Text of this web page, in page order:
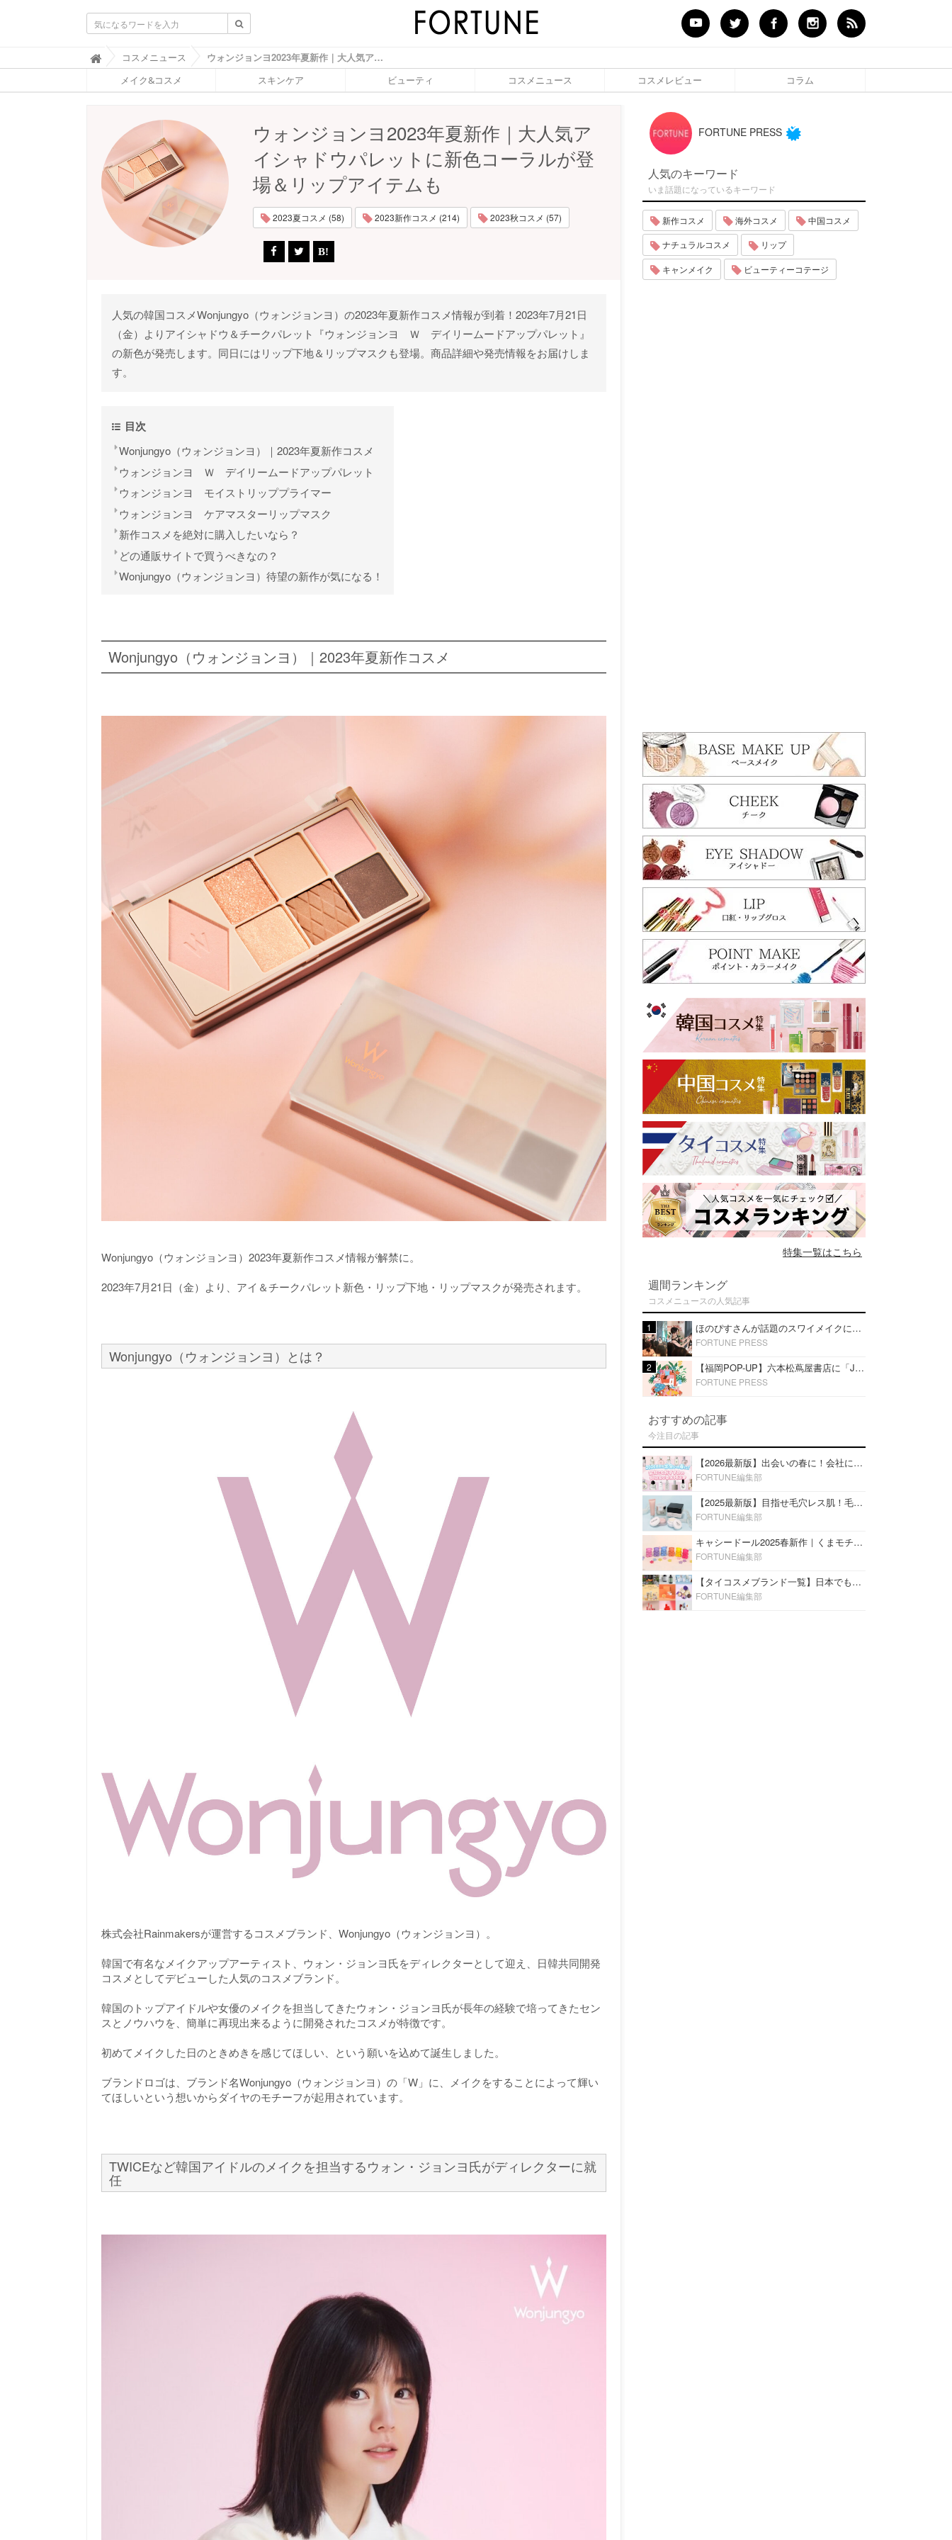
ふ
ぉ
ち
O
R
T
U
N
コスメニュース ウォンジョンヨ2023年夏新作｜大人気アイシャドウパレットに新色コーラルが登場＆リップアイテムも - ふぉーちゅん(FORTUNE)
メイク&コスメ スキンケア ビューティ コスメニュース コスメレビュー コラム
ウォンジョンヨ2023年夏新作｜大人気ア
イシャドウパレットに新色コーラルが登
場＆リップアイテムも
2023夏コスメ (58) 2023新作コスメ (214) 2023秋コスメ (57)
人気の韓国コスメWonjungyo（ウォンジョンヨ）の2023年夏新作コスメ情報が到着！2023年7月21日
（金）よりアイシャドウ＆チークパレット『ウォンジョンヨ Ｗ デイリームードアップパレット』
の新色が発売します。同日にはリップ下地＆リップマスクも登場。商品詳細や発売情報をお届けしま
す。
目次
Wonjungyo（ウォンジョンヨ）｜2023年夏新作コスメ
ウォンジョンヨ Ｗ デイリームードアップパレット
ウォンジョンヨ モイストリッププライマー
ウォンジョンヨ ケアマスターリップマスク
新作コスメを絶対に購入したいなら？
どの通販サイトで買うべきなの？
Wonjungyo（ウォンジョンヨ）待望の新作が気になる！
Wonjungyo（ウォンジョンヨ）｜2023年夏新作コスメ
Wonjungyo（ウォンジョンヨ）2023年夏新作コスメ情報が解禁に。
2023年7月21日（金）より、アイ＆チークパレット新色・リップ下地・リップマスクが発売されます。
Wonjungyo（ウォンジョンヨ）とは？
株式会社Rainmakersが運営するコスメブランド、Wonjungyo（ウォンジョンヨ）。
韓国で有名なメイクアップアーティスト、ウォン・ジョンヨ氏をディレクターとして迎え、日韓共同開発
コスメとしてデビューした人気のコスメブランド。
韓国のトップアイドルや女優のメイクを担当してきたウォン・ジョンヨ氏が長年の経験で培ってきたセン
スとノウハウを、簡単に再現出来るように開発されたコスメが特徴です。
初めてメイクした日のときめきを感じてほしい、という願いを込めて誕生しました。
ブランドロゴは、ブランド名Wonjungyo（ウォンジョンヨ）の「W」に、メイクをすることによって輝い
てほしいという想いからダイヤのモチーフが起用されています。
TWICEなど韓国アイドルのメイクを担当するウォン・ジョンヨ氏がディレクターに就
任
FORTUNE PRESS
人気のキーワード
いま話題になっているキーワード
新作コスメ 海外コスメ 中国コスメ
ナチュラルコスメ リップ
キャンメイク ビューティーコテージ
特集一覧はこちら
週間ランキング
コスメニュースの人気記事
1 ほのぴすさんが話題のスワイメイクに挑戦！タイコスメを使ったメイクショーを福岡・六本松 蔦屋書店で開催
FORTUNE PRESS
2 【福岡POP-UP】六本松蔦屋書店に「JFラボコスメ」出店！ほのぴす出演スワイメイクショーを開催！
FORTUNE PRESS
おすすめの記事
今注目の記事
【2026最新版】出会いの春に！会社にもおすすめの好印象な香水14選♡ビジネスの場での香水マナーも
FORTUNE編集部
【2025最新版】目指せ毛穴レス肌！毛穴を埋めて隠す「おすすめ部分用下地＆プライマー」ランキング♡
FORTUNE編集部
キャシードール2025春新作｜くまモチーフのミニリップ「シャイニーベア リップモイスト」をレビュー♡
FORTUNE編集部
【タイコスメブランド一覧】日本でも人気沸騰中の“タイコスメ”ブランド20選！
FORTUNE編集部